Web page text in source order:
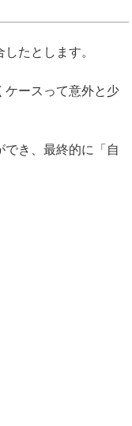
たとします。
ケースって意外と少
き、最終的に「自